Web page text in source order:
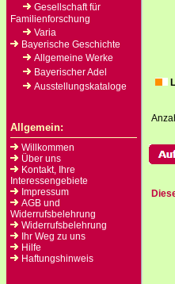
Gesellschaft für
Familienforschung
Varia
Bayerische Geschichte
Allgemeine Werke
Bayerischer Adel
Ausstellungskataloge
Allgemein:
Willkommen
Über uns
Kontakt, Ihre
Interessengebiete
Impressum
AGB und
Widerrufsbelehrung
Widerrufsbelehrung
Ihr Weg zu uns
Hilfe
Haftungshinweis